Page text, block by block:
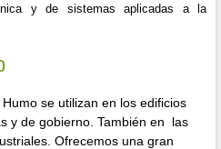
y de sistemas aplicadas a la
se utilizan en los edificios
y de gobierno. También en las
Ofrecemos una gran